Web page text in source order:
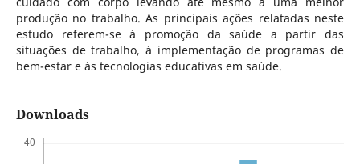
produção no trabalho. As principais ações relatadas neste
estudo referem-se à promoção da saúde a partir das
situações de trabalho, à implementação de programas de
bem-estar e às tecnologias educativas em saúde.
Downloads